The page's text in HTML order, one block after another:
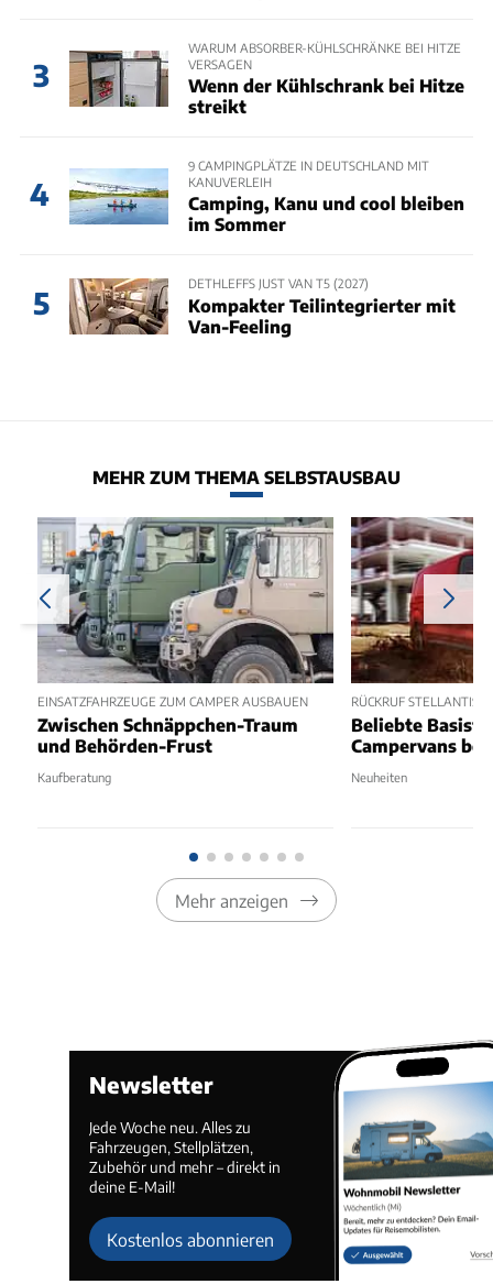
3
WARUM ABSORBER-KÜHLSCHRÄNKE BEI HITZE
VERSAGEN
Wenn der Kühlschrank bei Hitze
streikt
4
9 CAMPINGPLÄTZE IN DEUTSCHLAND MIT
KANUVERLEIH
Camping, Kanu und cool bleiben
im Sommer
5
DETHLEFFS JUST VAN T5 (2027)
Kompakter Teilintegrierter mit
Van-Feeling
MEHR ZUM THEMA SELBSTAUSBAU
EINSATZFAHRZEUGE ZUM CAMPER AUSBAUEN
Zwischen Schnäppchen-Traum
und Behörden-Frust
Kaufberatung
RÜCKRUF STELLANTIS-
Beliebte
Campervans
Neuheiten
Mehr anzeigen
Newsletter
Jede Woche neu. Alles zu
Fahrzeugen, Stellplätzen,
Zubehör und mehr – direkt in
deine E-Mail!
Kostenlos abonnieren